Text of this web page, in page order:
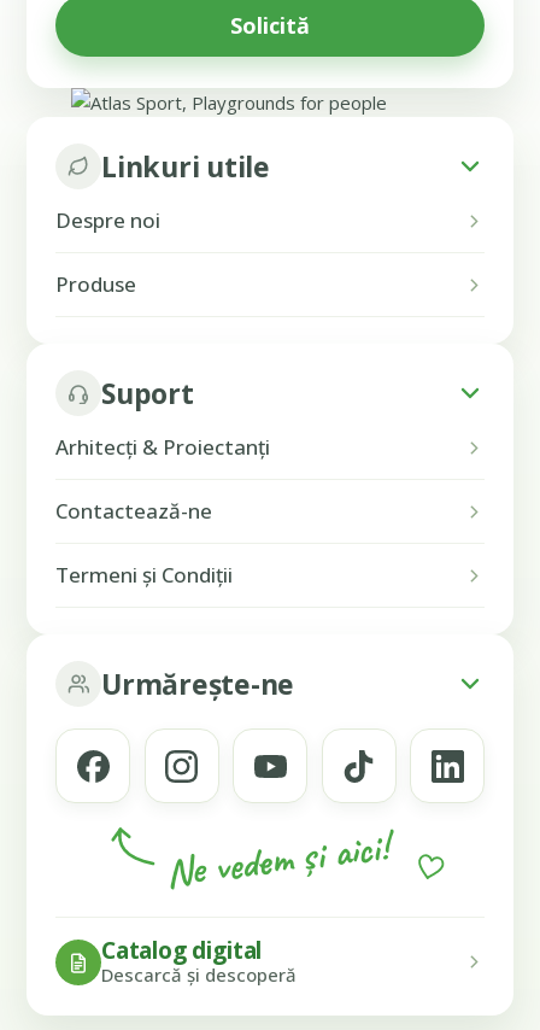
Linkuri utile
Despre noi
Produse
Suport
Arhitecți & Proiectanți
Contactează-ne
Termeni și Condiții
Urmărește-ne
Ne vedem și aici!
Catalog digital
Descarcă și descoperă